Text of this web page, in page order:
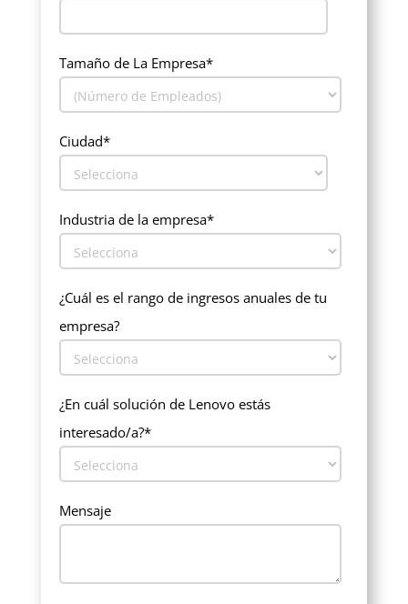
Tamaño de La Empresa*
Ciudad*
Industria de la empresa*
¿Cuál es el rango de ingresos anuales de tu
empresa?
¿En cuál solución de Lenovo estás
interesado/a?*
Mensaje